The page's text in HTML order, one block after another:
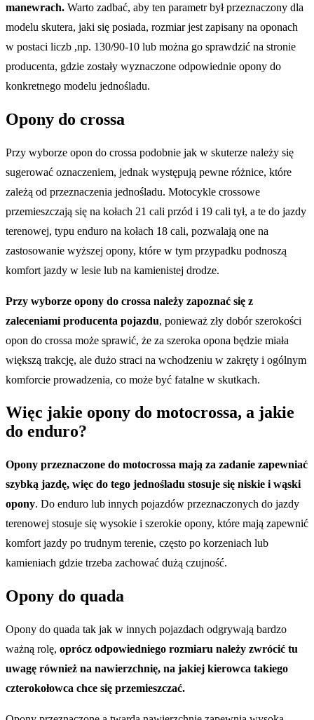
manewrach. Warto zadbać, aby ten parametr był przeznaczony dla
modelu skutera, jaki się posiada, rozmiar jest zapisany na oponach
w postaci liczb ,np. 130/90-10 lub można go sprawdzić na stronie
producenta, gdzie zostały wyznaczone odpowiednie opony do
konkretnego modelu jednośladu.
Opony do crossa
Przy wyborze opon do crossa podobnie jak w skuterze należy się
sugerować oznaczeniem, jednak występują pewne różnice, które
zależą od przeznaczenia jednośladu. Motocykle crossowe
przemieszczają się na kołach 21 cali przód i 19 cali tył, a te do jazdy
terenowej, typu enduro na kołach 18 cali, pozwalają one na
zastosowanie wyższej opony, które w tym przypadku podnoszą
komfort jazdy w lesie lub na kamienistej drodze.
Przy wyborze opony do crossa należy zapoznać się z
zaleceniami producenta pojazdu, ponieważ zły dobór szerokości
opon do crossa może sprawić, że za szeroka opona będzie miała
większą trakcję, ale dużo straci na wchodzeniu w zakręty i ogólnym
komforcie prowadzenia, co może być fatalne w skutkach.
Więc jakie opony do motocrossa, a jakie
do enduro?
Opony przeznaczone do motocrossa mają za zadanie zapewniać
szybką jazdę, więc do tego jednośladu stosuje się niskie i wąski
opony. Do enduro lub innych pojazdów przeznaczonych do jazdy
terenowej stosuje się wysokie i szerokie opony, które mają zapewnić
komfort jazdy po trudnym terenie, często po korzeniach lub
kamieniach gdzie trzeba zachować dużą czujność.
Opony do quada
Opony do quada tak jak w innych pojazdach odgrywają bardzo
ważną rolę, oprócz odpowiedniego rozmiaru należy zwrócić tu
uwagę również na nawierzchnię, na jakiej kierowca takiego
czterokołowca chce się przemieszczać.